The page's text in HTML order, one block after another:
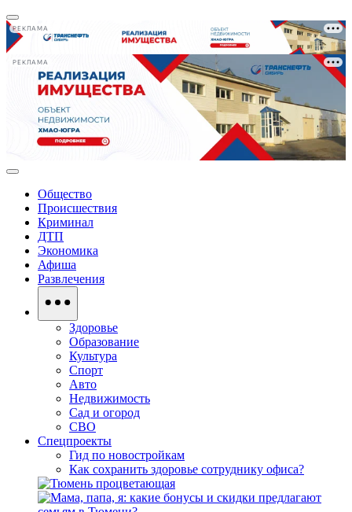
РЕКЛАМА
РЕКЛАМА
Общество
Происшествия
Криминал
ДТП
Экономика
Афиша
Развлечения
Здоровье
Образование
Культура
Спорт
Авто
Недвижимость
Сад и огород
СВО
Спецпроекты
Гид по новостройкам
Как сохранить здоровье сотруднику офиса?